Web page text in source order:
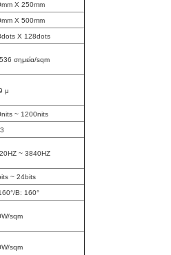
X 250mm
X 500mm
Χ 128dots
σημεία/sqm
μ
~ 1200nits
~ 3840HZ
~ 24bits
Β: 160°
sqm
sqm